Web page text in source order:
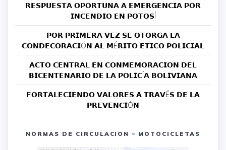
𝗥𝗘𝗦𝗣𝗨𝗘𝗦𝗧𝗔 𝗢𝗣𝗢𝗥𝗧𝗨𝗡𝗔 𝗔 𝗘𝗠𝗘𝗥𝗚𝗘𝗡𝗖𝗜𝗔 𝗣𝗢𝗥
𝗜𝗡𝗖𝗘𝗡𝗗𝗜𝗢 𝗘𝗡 𝗣𝗢𝗧𝗢𝗦Í
𝗣𝗢𝗥 𝗣𝗥𝗜𝗠𝗘𝗥𝗔 𝗩𝗘𝗭 𝗦𝗘 𝗢𝗧𝗢𝗥𝗚𝗔 𝗟𝗔
𝗖𝗢𝗡𝗗𝗘𝗖𝗢𝗥𝗔𝗖𝗜Ó𝗡 𝗔𝗟 𝗠É𝗥𝗜𝗧𝗢 𝗘́𝗧𝗜𝗖𝗢 𝗣𝗢𝗟𝗜𝗖𝗜𝗔𝗟
𝗔𝗖𝗧𝗢 𝗖𝗘𝗡𝗧𝗥𝗔𝗟 𝗘𝗡 𝗖𝗢𝗡𝗠𝗘𝗠𝗢𝗥𝗔𝗖𝗜𝗢𝗡 𝗗𝗘𝗟
𝗕𝗜𝗖𝗘𝗡𝗧𝗘𝗡𝗔𝗥𝗜𝗢 𝗗𝗘 𝗟𝗔 𝗣𝗢𝗟𝗜𝗖Í𝗔 𝗕𝗢𝗟𝗜𝗩𝗜𝗔𝗡𝗔
𝗙𝗢𝗥𝗧𝗔𝗟𝗘𝗖𝗜𝗘𝗡𝗗𝗢 𝗩𝗔𝗟𝗢𝗥𝗘𝗦 𝗔 𝗧𝗥𝗔𝗩É𝗦 𝗗𝗘 𝗟𝗔
𝗣𝗥𝗘𝗩𝗘𝗡𝗖𝗜Ó𝗡
NORMAS DE CIRCULACION – MOTOCICLETAS